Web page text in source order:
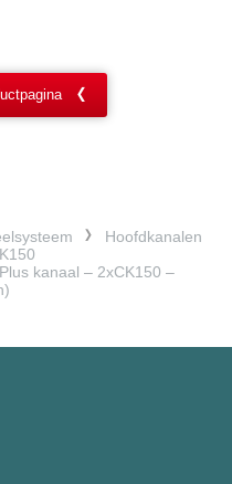
Hoofdkanalen
kanaal – 2xCK150 –